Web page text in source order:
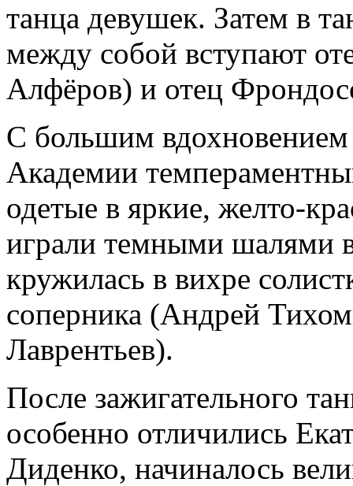
танца девушек. Затем в
между собой вступают
Алфёров) и отец
С большим
Академии
одетые в яркие, желто-
играли темными шалями
кружилась в вихре
соперника (Андрей
Лаврентьев).
После зажигательного
особенно отличились
Диденко, начиналось